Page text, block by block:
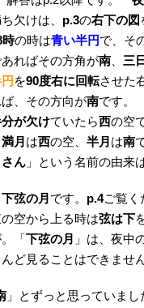
欠けは、 p.3の右下の図
時の時は青い半円で、そ
あればその方角が南 三
を90度右に回転させた
、その方向が南です。
が欠けていたら西の空
満月 は西の空、 半月 は南
ん 」という名前の由来
下弦の月 です。 p.4ご覧
空から上る時は弦は下
「下弦の月 」は、夜中
ど見ることはできません
」とずっと思っていま